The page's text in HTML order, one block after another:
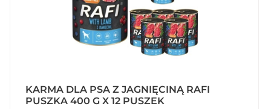
KARMA DLA PSA Z JAGNIĘCINĄ RAFI
PUSZKA 400 G X 12 PUSZEK